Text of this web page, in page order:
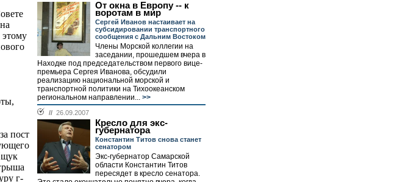
пост
г-
От окна в Европу -- к
воротам в мир
Сергей Иванов настаивает на
субсидировании транспортного
сообщения с Дальним Востоком
Члены Морской коллегии на
заседании, прошедшем вчера в
Находке под председательством первого вице-
премьера Сергея Иванова, обсудили
реализацию национальной морской и
транспортной политики на Тихоокеанском
региональном направлении... >>
// 26.09.2007
Кресло для экс-
губернатора
Константин Титов снова станет
сенатором
Экс-губернатор Самарской
области Константин Титов
пересядет в кресло сенатора.